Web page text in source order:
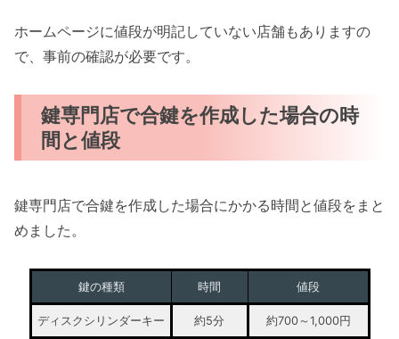
ホームページに値段が明記していない店舗もありますの
で、事前の確認が必要です。
鍵専門店で合鍵を作成した場合の時
間と値段
鍵専門店で合鍵を作成した場合にかかる時間と値段をまと
めました。
鍵の種類 時間 値段
ディスクシリンダーキー 約5分 約700～1,000円